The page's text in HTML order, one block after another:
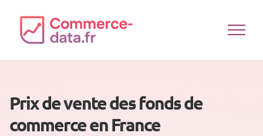
contenu
Prix de vente des fonds de
commerce en France